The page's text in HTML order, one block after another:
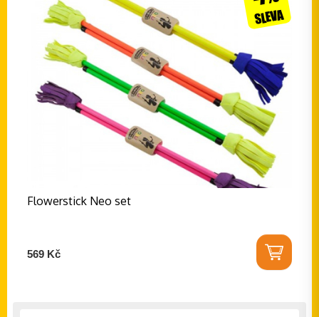
Flowerstick Neo set
569 Kč
SLEVA